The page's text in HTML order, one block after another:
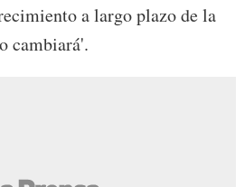
a largo plazo de la
cambiará'.